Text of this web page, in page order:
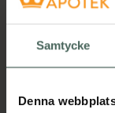
Samtycke
Denna
Aktuella